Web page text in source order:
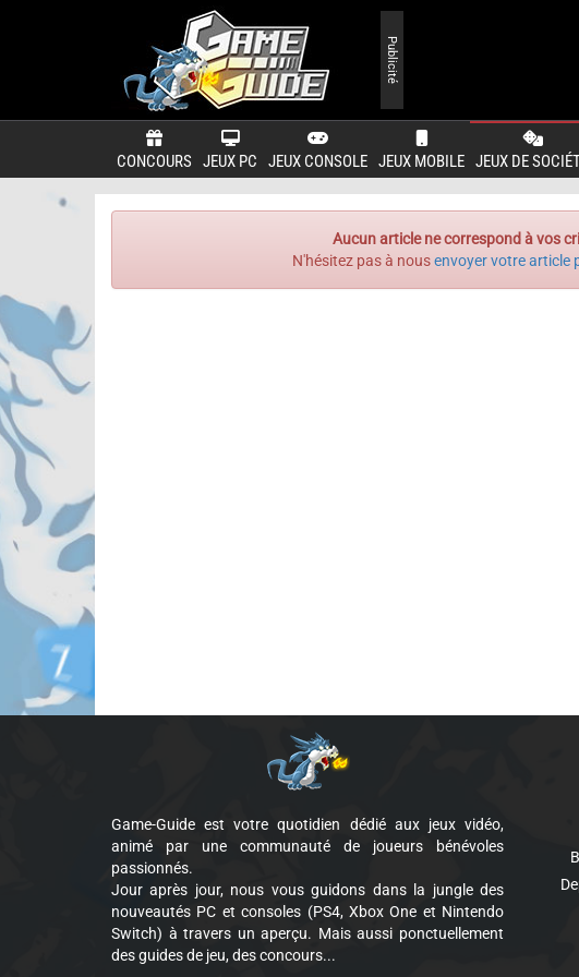
CONCOURS JEUX PC JEUX CONSOLE JEUX MOBILE JEUX DE
Publicité
Aucun article ne correspond à vos
N'hésitez pas à nousenvoyer votre article
Game-Guide est votre quotidien dédié aux jeux vidéo,
animé par une communauté de joueurs bénévoles
passionnés.
Jour après jour, nous vous guidons dans la jungle des
nouveautés PC et consoles (PS4, Xbox One et Nintendo
Switch) à travers un aperçu. Mais aussi ponctuellement
des guides de jeu, des concours...